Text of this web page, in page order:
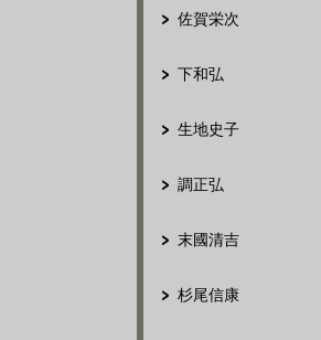
佐賀栄次
下和弘
生地史子
調正弘
末國清吉
杉尾信康